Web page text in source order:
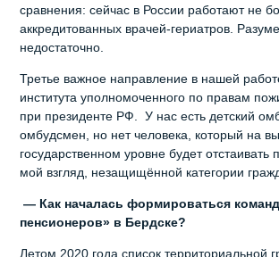
сравнения: сейчас в России работают не
аккредитованных врачей-гериатров.
недостаточно.
Третье важное направление в нашей
института уполномоченного по правам
при президенте РФ. У нас есть детский
омбудсмен, но нет человека, который на
государственном уровне будет отстаивать
мой взгляд, незащищённой категории
— Как началась формироваться
пенсионеров» в Бердске?
Летом 2020 года список территориальной